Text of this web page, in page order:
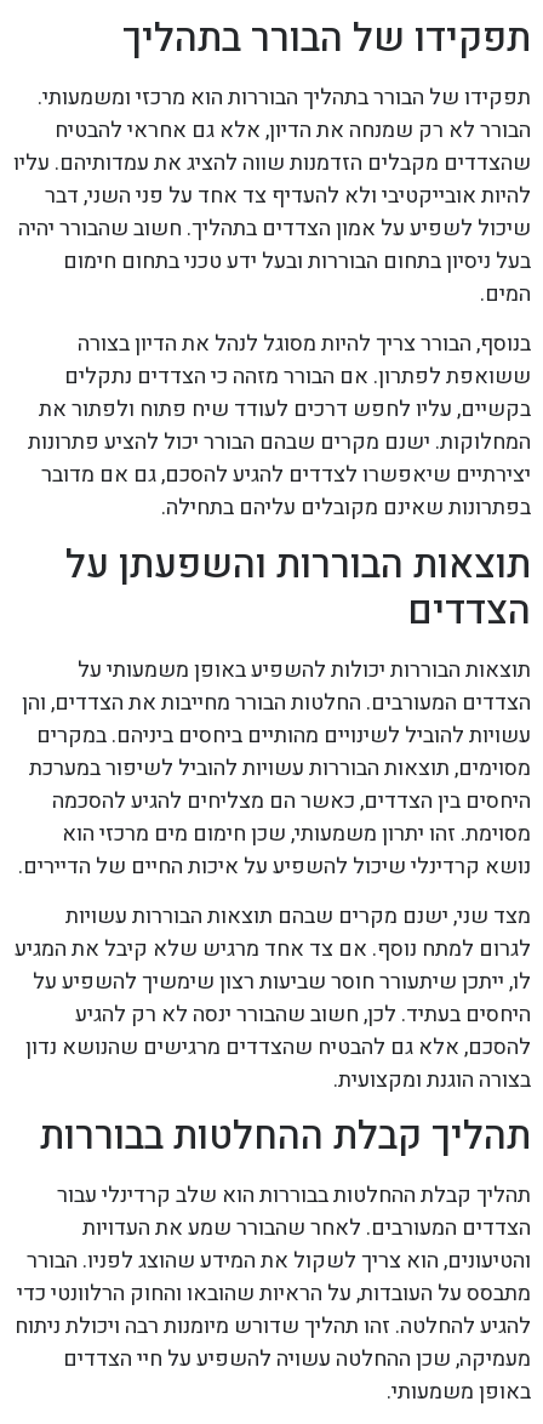
תפקידו של הבורר בתהליך
תפקידו של הבורר בתהליך הבוררות הוא מרכזי ומשמעותי.
הבורר לא רק שמנחה את הדיון, אלא גם אחראי להבטיח
שהצדדים מקבלים הזדמנות שווה להציג את עמדותיהם. עליו
להיות אובייקטיבי ולא להעדיף צד אחד על פני השני, דבר
שיכול לשפיע על אמון הצדדים בתהליך. חשוב שהבורר יהיה
בעל ניסיון בתחום הבוררות ובעל ידע טכני בתחום חימום
המים.
בנוסף, הבורר צריך להיות מסוגל לנהל את הדיון בצורה
ששואפת לפתרון. אם הבורר מזהה כי הצדדים נתקלים
בקשיים, עליו לחפש דרכים לעודד שיח פתוח ולפתור את
המחלוקות. ישנם מקרים שבהם הבורר יכול להציע פתרונות
יצירתיים שיאפשרו לצדדים להגיע להסכם, גם אם מדובר
בפתרונות שאינם מקובלים עליהם בתחילה.
תוצאות הבוררות והשפעתן על
הצדדים
תוצאות הבוררות יכולות להשפיע באופן משמעותי על
הצדדים המעורבים. החלטות הבורר מחייבות את הצדדים, והן
עשויות להוביל לשינויים מהותיים ביחסים ביניהם. במקרים
מסוימים, תוצאות הבוררות עשויות להוביל לשיפור במערכת
היחסים בין הצדדים, כאשר הם מצליחים להגיע להסכמה
מסוימת. זהו יתרון משמעותי, שכן חימום מים מרכזי הוא
נושא קרדינלי שיכול להשפיע על איכות החיים של הדיירים.
מצד שני, ישנם מקרים שבהם תוצאות הבוררות עשויות
לגרום למתח נוסף. אם צד אחד מרגיש שלא קיבל את המגיע
לו, ייתכן שיתעורר חוסר שביעות רצון שימשיך להשפיע על
היחסים בעתיד. לכן, חשוב שהבורר ינסה לא רק להגיע
להסכם, אלא גם להבטיח שהצדדים מרגישים שהנושא נדון
בצורה הוגנת ומקצועית.
תהליך קבלת ההחלטות בבוררות
תהליך קבלת ההחלטות בבוררות הוא שלב קרדינלי עבור
הצדדים המעורבים. לאחר שהבורר שמע את העדויות
והטיעונים, הוא צריך לשקול את המידע שהוצג לפניו. הבורר
מתבסס על העובדות, על הראיות שהובאו והחוק הרלוונטי כדי
להגיע להחלטה. זהו תהליך שדורש מיומנות רבה ויכולת ניתוח
מעמיקה, שכן ההחלטה עשויה להשפיע על חיי הצדדים
באופן משמעותי.